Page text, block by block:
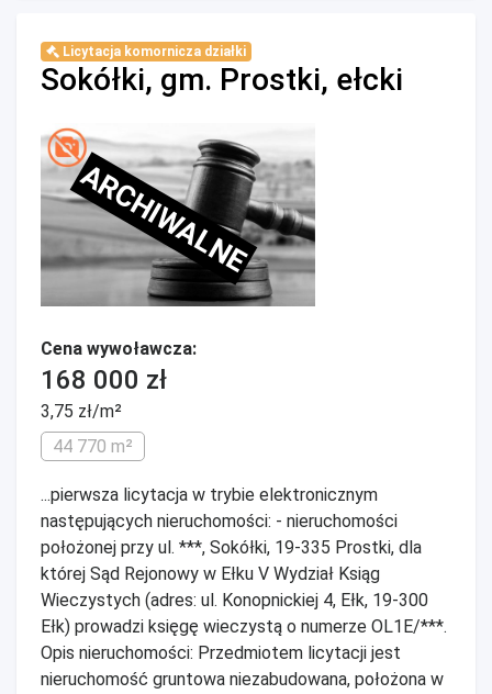
Licytacja komornicza działki
Sokółki, gm. Prostki, ełcki
ARCHIWALNE
Cena wywoławcza:
168 000 zł
3,75 zł/m²
44 770 m²
...pierwsza licytacja w trybie elektronicznym
następujących nieruchomości: - nieruchomości
położonej przy ul. ***, Sokółki, 19-335 Prostki, dla
której Sąd Rejonowy w Ełku V Wydział Ksiąg
Wieczystych (adres: ul. Konopnickiej 4, Ełk, 19-300
Ełk) prowadzi księgę wieczystą o numerze OL1E/***.
Opis nieruchomości: Przedmiotem licytacji jest
nieruchomość gruntowa niezabudowana, położona w